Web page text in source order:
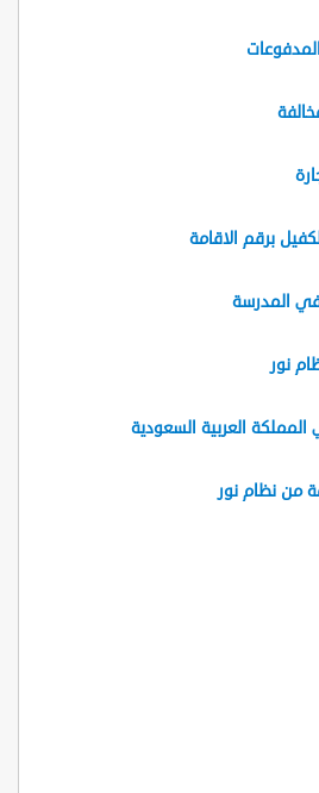
برقم الاقامة
المدرسة
نور
العربية السعودية
من نظام نور